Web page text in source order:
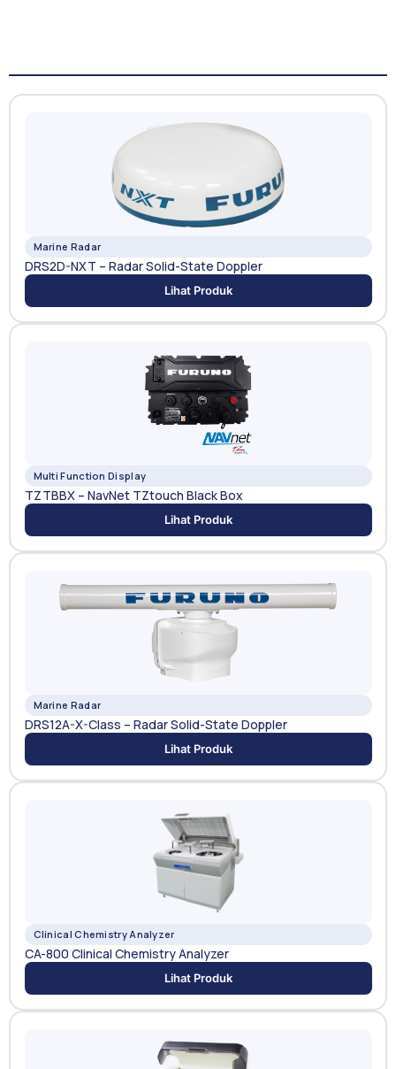
Marine Radar
DRS2D-NXT – Radar Solid-State Doppler
Lihat Produk
Multi Function Display
TZTBBX – NavNet TZtouch Black Box
Lihat Produk
Marine Radar
DRS12A-X-Class – Radar Solid-State Doppler
Lihat Produk
Clinical Chemistry Analyzer
CA-800 Clinical Chemistry Analyzer
Lihat Produk